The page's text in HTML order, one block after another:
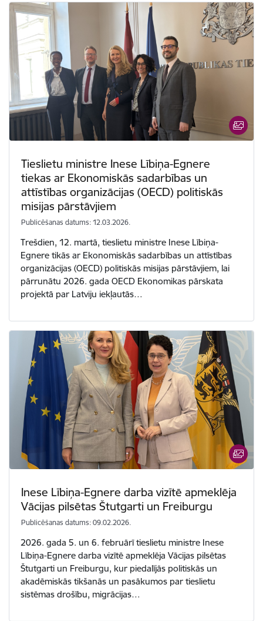
Tieslietu ministre Inese Lībiņa-Egnere
tiekas ar Ekonomiskās sadarbības un
attīstības organizācijas (OECD) politiskās
misijas pārstāvjiem
Publicēšanas datums: 12.03.2026.
Trešdien, 12. martā, tieslietu ministre Inese Lībiņa-
Egnere tikās ar Ekonomiskās sadarbības un attīstības
organizācijas (OECD) politiskās misijas pārstāvjiem, lai
pārrunātu 2026. gada OECD Ekonomikas pārskata
projektā par Latviju iekļautās…
Inese Lībiņa-Egnere darba vizītē apmeklēja
Vācijas pilsētas Štutgarti un Freiburgu
Publicēšanas datums: 09.02.2026.
2026. gada 5. un 6. februārī tieslietu ministre Inese
Lībiņa-Egnere darba vizītē apmeklēja Vācijas pilsētas
Štutgarti un Freiburgu, kur piedalījās politiskās un
akadēmiskās tikšanās un pasākumos par tieslietu
sistēmas drošību, migrācijas…